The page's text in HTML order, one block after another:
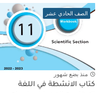
الصف الحادي عشر
منذ بضع شهور
كتاب الانشطة في اللغة